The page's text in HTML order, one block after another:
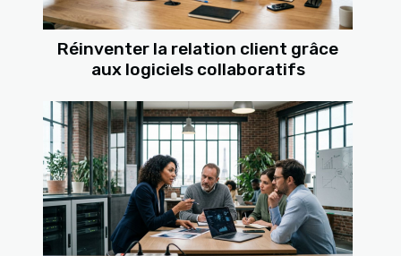
Réinventer la relation client grâce
aux logiciels collaboratifs